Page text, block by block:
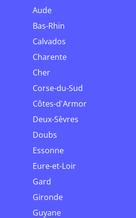
Aude
Bas-Rhin
Calvados
Charente
Cher
Corse-du-Sud
Côtes-d'Armor
Deux-Sèvres
Doubs
Essonne
Eure-et-Loir
Gard
Gironde
Guyane